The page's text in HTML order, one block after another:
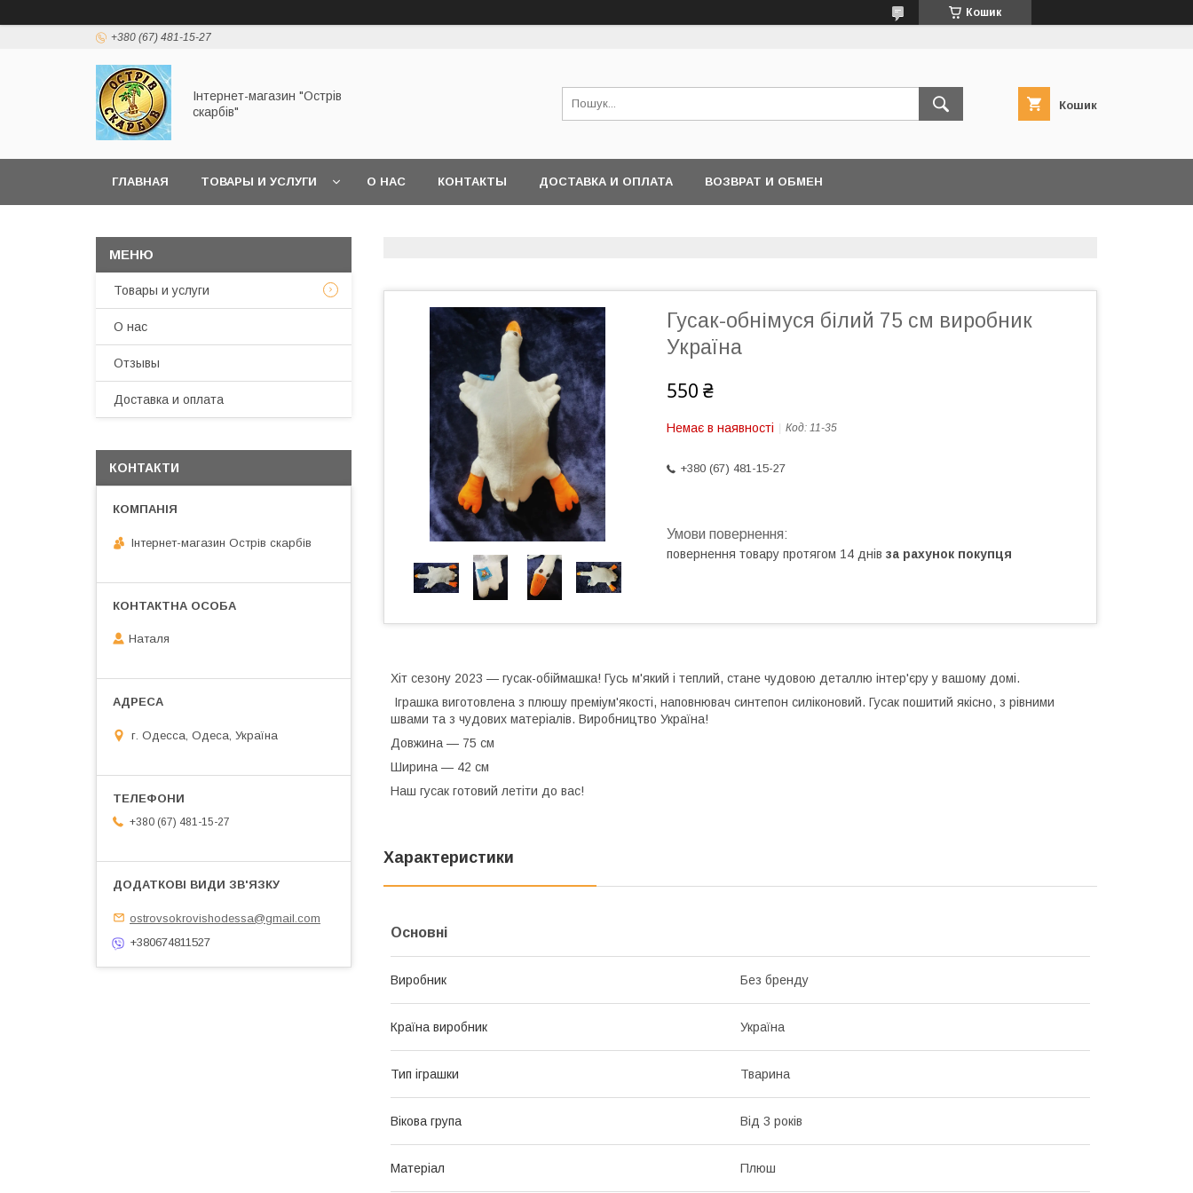
Кошик
+380 (67) 481-15-27
Інтернет-магазин "Острів
скарбів"
Кошик
ГЛАВНАЯ ТОВАРЫ И УСЛУГИ О НАС КОНТАКТЫ ДОСТАВКА И ОПЛАТА ВОЗВРАТ И ОБМЕН
Гусак-обнімуся білий 75 см виробник
Україна
550 ₴
Немає в наявності Код: 11-35
+380 (67) 481-15-27
повернення товару протягом 14 днів за рахунок покупця
Хіт сезону 2023 — гусак-обіймашка! Гусь м'який і теплий, стане чудовою деталлю інтер'єру у вашому домі.
Іграшка виготовлена з плюшу преміум'якості, наповнювач синтепон силіконовий. Гусак пошитий якісно, з рівними
швами та з чудових матеріалів. Виробництво Україна!
Довжина — 75 см
Ширина — 42 см
Наш гусак готовий летіти до вас!
Характеристики
Основні
Виробник Без бренду
Країна виробник Україна
Тип іграшки Тварина
Вікова група Від 3 років
Матеріал Плюш
Товары и услуги
О нас
Отзывы
Доставка и оплата
КОНТАКТИ
Інтернет-магазин Острів скарбів
Наталя
г. Одесса, Одеса, Україна
+380 (67) 481-15-27
ostrovsokrovishodessa@gmail.com
+380674811527